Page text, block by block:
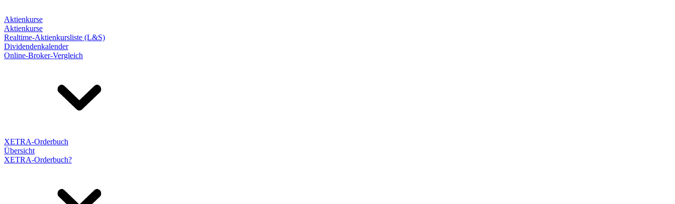
Aktienkurse
Aktienkurse
Realtime-Aktienkursliste (L&S)
Dividendenkalender
Online-Broker-Vergleich
XETRA-Orderbuch
Übersicht
XETRA-Orderbuch?